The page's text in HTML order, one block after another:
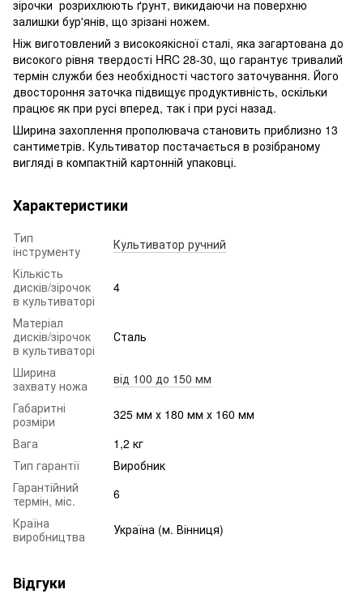
зірочки розрихлюють ґрунт, викидаючи на поверхню
залишки бур'янів, що зрізані ножем.
Ніж виготовлений з високоякісної сталі, яка загартована до
високого рівня твердості HRC 28-30, що гарантує тривалий
термін служби без необхідності частого заточування. Його
двостороння заточка підвищує продуктивність, оскільки
працює як при русі вперед, так і при русі назад.
Ширина захоплення прополювача становить приблизно 13
сантиметрів. Культиватор постачається в розібраному
вигляді в компактній картонній упаковці.
Характеристики
Тип
інструменту
Культиватор ручний
Кількість
дисків/зірочок
в культиваторі
4
Матеріал
дисків/зірочок
в культиваторі
Сталь
Ширина
захвату ножа
від 100 до 150 мм
Габаритні
розміри
325 мм х 180 мм х 160 мм
Вага
1,2 кг
Тип гарантії
Виробник
Гарантійний
термін, міс.
6
Країна
виробництва
Україна (м. Вінниця)
Відгуки